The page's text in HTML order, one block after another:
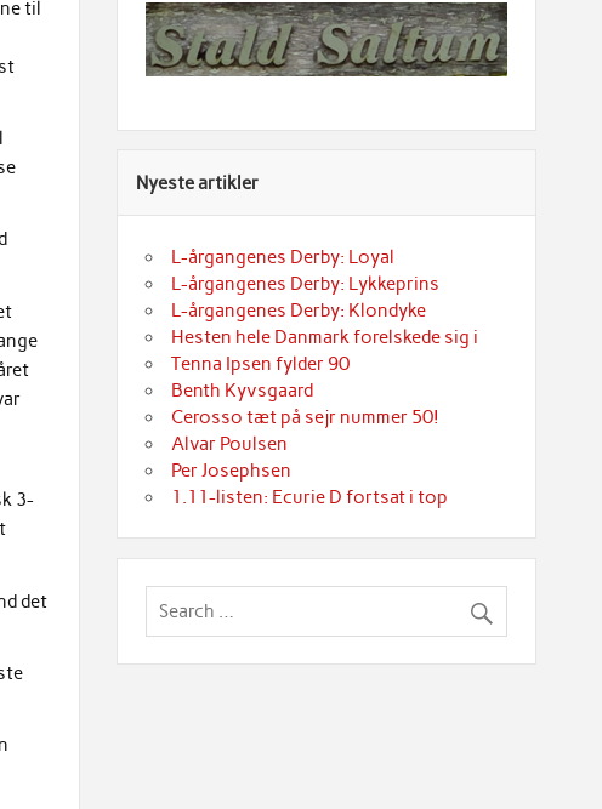
til
3-
det
Nyeste artikler
L-årgangenes Derby: Loyal
L-årgangenes Derby: Lykkeprins
L-årgangenes Derby: Klondyke
Hesten hele Danmark forelskede sig i
Tenna Ipsen fylder 90
Benth Kyvsgaard
Cerosso tæt på sejr nummer 50!
Alvar Poulsen
Per Josephsen
1.11-listen: Ecurie D fortsat i top